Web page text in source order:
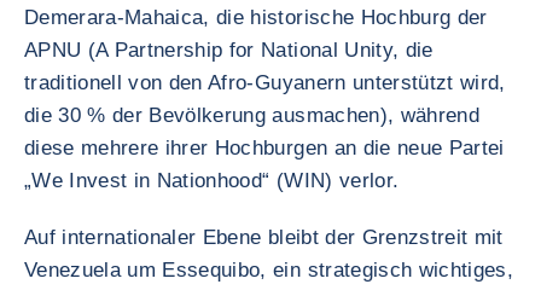
Demerara-Mahaica, die historische Hochburg der
APNU (A Partnership for National Unity, die
traditionell von den Afro-Guyanern unterstützt wird,
die 30 % der Bevölkerung ausmachen), während
diese mehrere ihrer Hochburgen an die neue Partei
„We Invest in Nationhood“ (WIN) verlor.
Auf internationaler Ebene bleibt der Grenzstreit mit
Venezuela um Essequibo, ein strategisch wichtiges,